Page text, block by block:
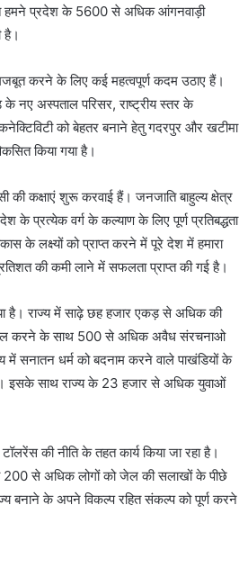
हमने प्रदेश के 5600 से अधिक आंगनवाड़ी
है।
करने के लिए कई महत्वपूर्ण कदम उठाए हैं।
अस्पताल परिसर, राष्ट्रीय स्तर के
को बेहतर बनाने हेतु गदरपुर और खटीमा
किया गया है।
की कक्षाएं शुरू करवाई हैं। जनजाति बाहुल्य क्षेत्र
के प्रत्येक वर्ग के कल्याण के लिए पूर्ण प्रतिबद्धता
के लक्ष्यों को प्राप्त करने में पूरे देश में हमारा
की कमी लाने में सफलता प्राप्त की गई है।
है। राज्य में साढ़े छह हजार एकड़ से अधिक की
करने के साथ 500 से अधिक अवैध संरचनाओ
में सनातन धर्म को बदनाम करने वाले पाखंडियों के
है। इसके साथ राज्य के 23 हजार से अधिक युवाओं
की नीति के तहत कार्य किया जा रहा है।
200 से अधिक लोगों को जेल की सलाखों के पीछे
बनाने के अपने विकल्प रहित संकल्प को पूर्ण करने